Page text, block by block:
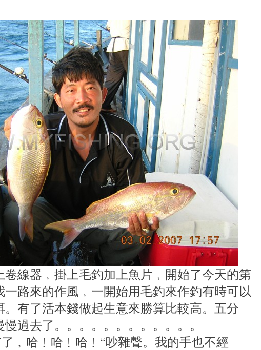
線器﹐掛上毛釣加上魚片﹐開始了今天的第
路來的作風﹐一開始用毛釣來作釣有時可以
有了活本錢做起生意來勝算比較高。五分
過去了。。。。。。。。。。。。
﹐哈﹗哈﹗哈﹗“吵雜聲。我的手也不經